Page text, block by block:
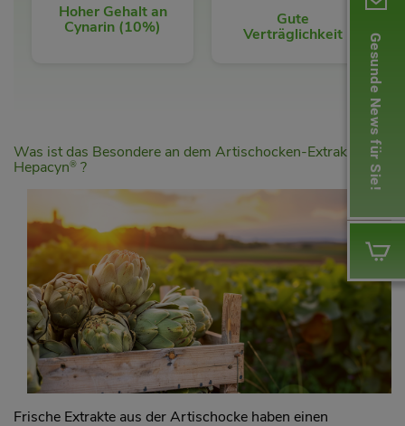
Gesunde News für Sie!
Hoher Gehalt an
Cynarin (10%) Gute
Verträglichkeit
Was ist das Besondere an dem Artischocken-Extrakt in
Hepacyn® ?
Frische Extrakte aus der Artischocke haben einen